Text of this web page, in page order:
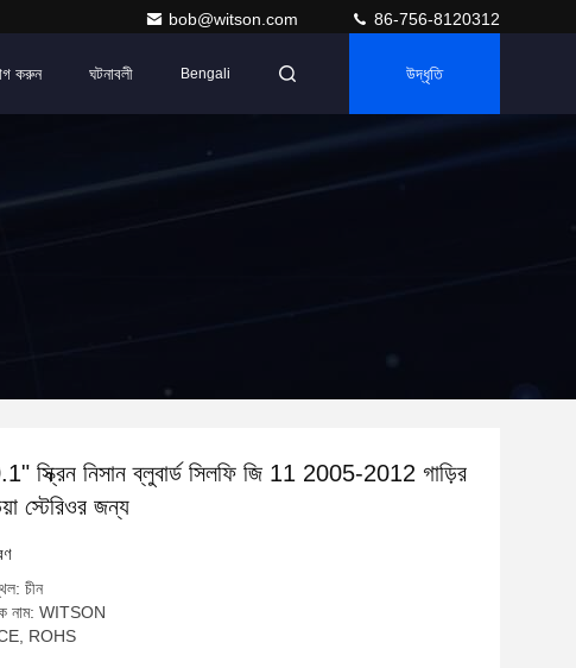
bob@witson.com 86-756-8120312
করুন ঘটনাবলী Bengali উদ্ধৃতি
স্ক্রিন নিসান ব্লুবার্ড সিলফি জি 11 2005-2012 গাড়ির
স্টেরিওর জন্য
চীন
নাম: WITSON
CE, ROHS